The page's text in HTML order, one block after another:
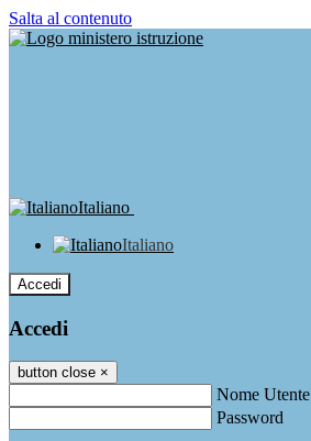
Salta al contenuto
Italiano
Italiano
Accedi
Accedi
button close ×
Nome Utente
Password